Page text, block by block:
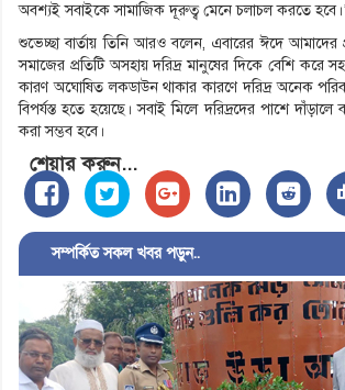
অবশ্যই সবাইকে সামাজিক দূরুত্ব মেনে চলাচল করতে
শুভেচ্ছা বার্তায় তিনি আরও বলেন, এবারের ঈদে আমাদের
সমাজের প্রতিটি অসহায় দরিদ্র মানুষের দিকে বেশি করে
কারণ অঘোষিত লকডাউন থাকার কারণে দরিদ্র অনেক
বিপর্যস্ত হতে হয়েছে। সবাই মিলে দরিদ্রদের পাশে দাঁড়ালে
করা সম্ভব হবে।
শেয়ার করুন...
সম্পর্কিত সকল খবর পড়ুন..